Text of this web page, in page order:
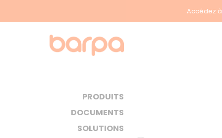
Accédez
PRODUITS
DOCUMENTS
SOLUTIONS